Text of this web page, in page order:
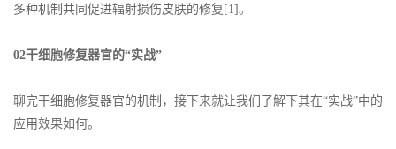
多种机制共同促进辐射损伤皮肤的修复[1]。
02干细胞修复器官的“实战”
聊完干细胞修复器官的机制，接下来就让我们了解下其在“实战”中的
应用效果如何。